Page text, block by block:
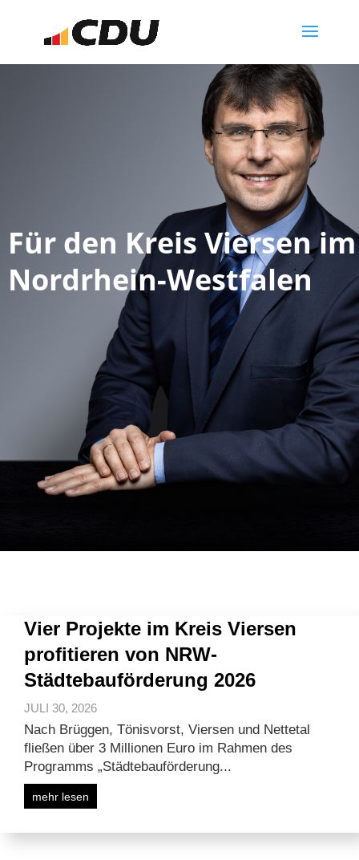
Für den Kreis Viersen
Nordrhein-Westfalen
Vier Projekte im Kreis Viersen
profitieren von NRW-
Städtebauförderung 2026
JULI 30, 2026
Nach Brüggen, Tönisvorst, Viersen und Nettetal
fließen über 3 Millionen Euro im Rahmen des
Programms „Städtebauförderung...
mehr lesen